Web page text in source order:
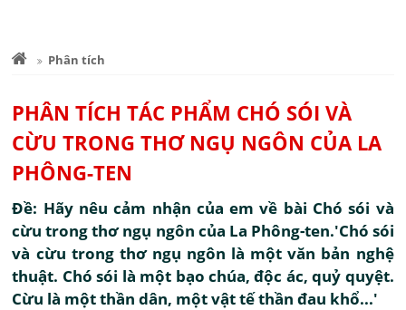
Phân tích
PHÂN TÍCH TÁC PHẨM CHÓ SÓI VÀ
CỪU TRONG THƠ NGỤ NGÔN CỦA LA
PHÔNG-TEN
Đề: Hãy nêu cảm nhận của em về bài Chó sói và
cừu trong thơ ngụ ngôn của La Phông-ten.'Chó sói
và cừu trong thơ ngụ ngôn là một văn bản nghệ
thuật. Chó sói là một bạo chúa, độc ác, quỷ quyệt.
Cừu là một thần dân, một vật tế thần đau khổ...'